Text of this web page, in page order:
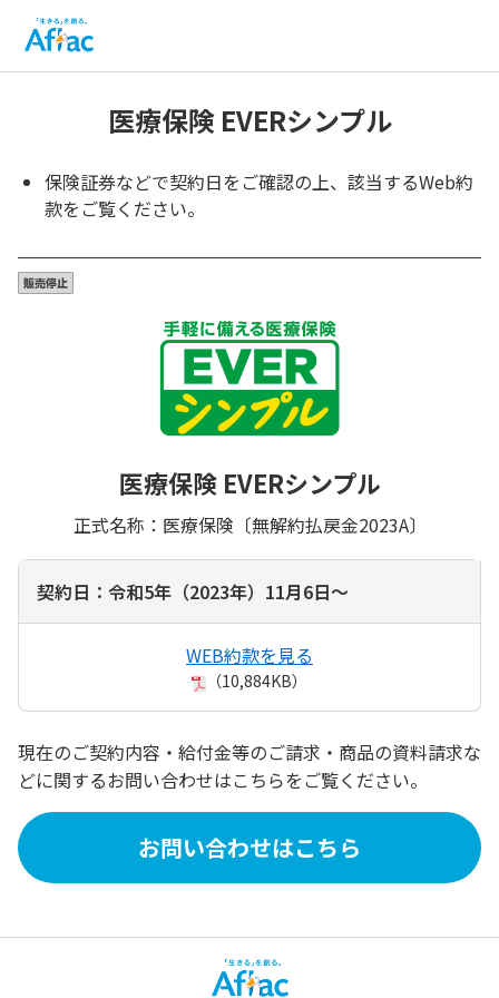
医療保険 EVERシンプル
保険証券などで契約日をご確認の上、該当するWeb約
款をご覧ください。
医療保険 EVERシンプル
正式名称：医療保険〔無解約払戻金2023A〕
契約日：令和5年（2023年）11月6日～
WEB約款を見る
（10,884KB）
現在のご契約内容・給付金等のご請求・商品の資料請求な
どに関するお問い合わせはこちらをご覧ください。
お問い合わせはこちら